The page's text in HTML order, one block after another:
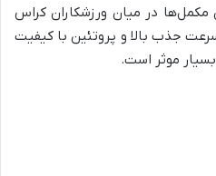
مکمل‌ها در میان ورزشکاران کراس
جذب بالا و پروتئین با کیفیت
موثر است.